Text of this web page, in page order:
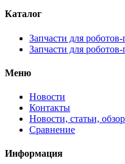
Каталог
Запчасти для
Запчасти для
Меню
Новости
Контакты
Новости, статьи,
Сравнение
Информация